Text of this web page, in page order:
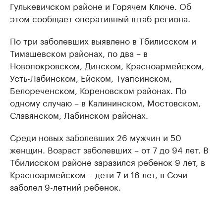
Гулькевичском районе и Горячем Ключе. Об
этом сообщает оперативный штаб региона.
По три заболевших выявлено в Тбилисском и
Тимашевском районах, по два – в
Новопокровском, Динском, Красноармейском,
Усть-Лабинском, Ейском, Туапсинском,
Белореченском, Кореновском районах. По
одному случаю – в Калининском, Мостовском,
Славянском, Лабинском районах.
Среди новых заболевших 26 мужчин и 50
женщин. Возраст заболевших – от 7 до 94 лет. В
Тбилисском районе заразился ребенок 9 лет, в
Красноармейском – дети 7 и 16 лет, в Сочи
заболел 9-летний ребенок.